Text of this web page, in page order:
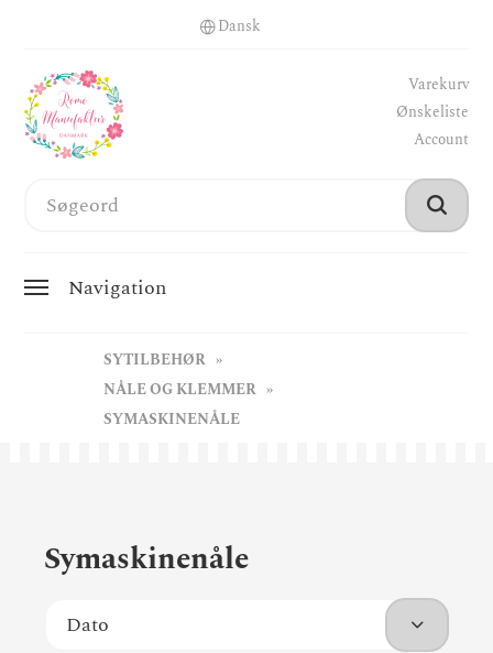
Varekurv
Ønskeliste
Account
Navigation
SYTILBEHØR
NÅLE OG KLEMMER
SYMASKINENÅLE
Symaskinenåle